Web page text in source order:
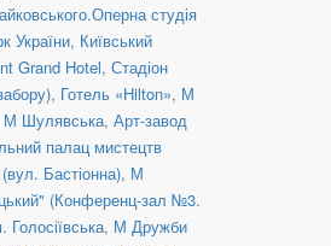
студія
України, Київський
Grand Hotel, Стадіон
, Готель «Hilton», М
М Шулявська, Арт-завод
палац мистецтв
Бастіонна), М
(Конференц-зал №3.
Голосіївська, М Дружби